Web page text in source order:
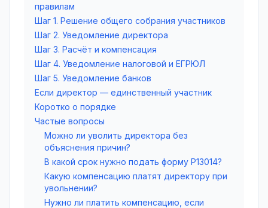
правилам
Шаг 1. Решение общего собрания участников
Шаг 2. Уведомление директора
Шаг 3. Расчёт и компенсация
Шаг 4. Уведомление налоговой и ЕГРЮЛ
Шаг 5. Уведомление банков
Если директор — единственный участник
Коротко о порядке
Частые вопросы
Можно ли уволить директора без
объяснения причин?
В какой срок нужно подать форму Р13014?
Какую компенсацию платят директору при
увольнении?
Нужно ли платить компенсацию, если